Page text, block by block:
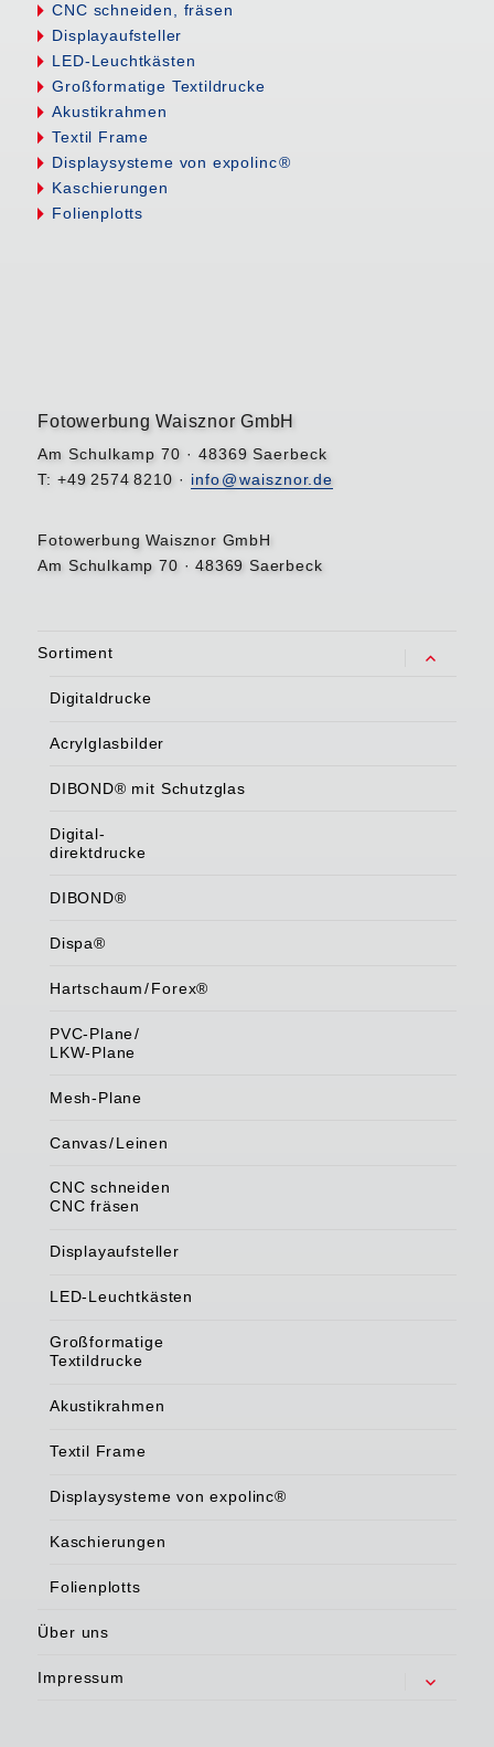
CNC schneiden, fräsen
Displayaufsteller
LED-Leuchtkästen
Großformatige Textildrucke
Akustikrahmen
Textil Frame
Displaysysteme von expolinc®
Kaschierungen
Folienplotts
Fotowerbung Waisznor GmbH
Am Schulkamp 70 · 48369 Saerbeck
T: +49 25748210 · info@ waisznor.de
Fotowerbung Waisznor GmbH
Am Schulkamp 70 · 48369 Saerbeck
Sortiment
Untermenü
Digitaldrucke
Acrylglasbilder
DIBOND® mit Schutzglas
Digital-
direktdrucke
DIBOND®
Dispa®
Hartschau m/ Forex®
PVC-Plane/
LKW-Plane
Mesh-Plane
Canvas/ Leinen
CNC schneiden
CNC fräsen
Displayaufsteller
LED-Leuchtkästen
Großformatige
Textildrucke
Akustikrahmen
Textil Frame
Displaysysteme von expolinc®
Kaschierungen
Folienplotts
Über uns
Impressum
Untermenü